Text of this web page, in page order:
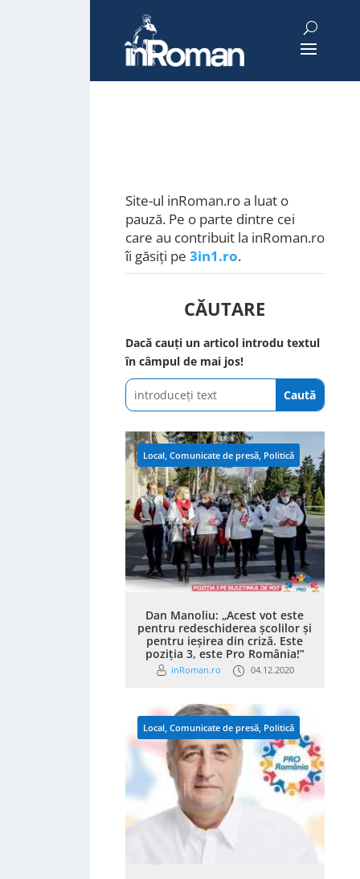
Site-ul inRoman.ro a luat o
pauză. Pe o parte dintre cei
care au contribuit la inRoman.ro
îi găsiți pe 3in1.ro.
CĂUTARE
Dacă cauți un articol introdu textul
în câmpul de mai jos!
Local, Comunicate de presă, Politică
Dan Manoliu: „Acest vot este
pentru redeschiderea școlilor și
pentru ieșirea din criză. Este
poziția 3, este Pro România!”
inRoman.ro 04.12.2020
Local, Comunicate de presă, Politică